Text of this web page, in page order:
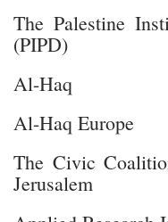
The Palestine
(PIPD)
Al-Haq
Al-Haq Europe
The Civic
Jerusalem